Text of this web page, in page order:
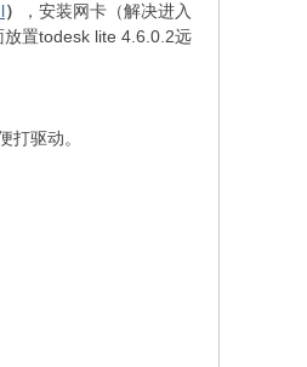
）
，安装网卡（解决进入
置todesk lite 4.6.0.2远
驱动。